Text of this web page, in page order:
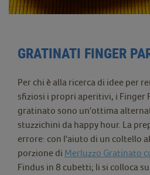
GRATINATI FINGER
Per chi è alla ricerca di idee per
sfiziosi i propri aperitivi, i Finger
gratinato sono un'ottima
stuzzichini da happy hour. La
errore: con l'aiuto di un coltello
porzione di Merluzzo Gratinato
Findus in 8 cubetti; li si colloca